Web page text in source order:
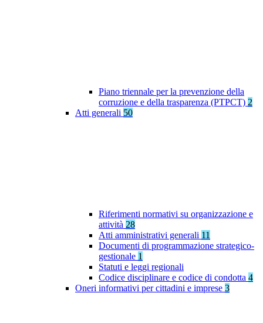
Piano triennale per la prevenzione della
corruzione e della trasparenza (PTPCT) 2
Atti generali 50
Riferimenti normativi su organizzazione e
attività 28
Atti amministrativi generali 11
Documenti di programmazione strategico-
gestionale 1
Statuti e leggi regionali
Codice disciplinare e codice di condotta 4
Oneri informativi per cittadini e imprese 3